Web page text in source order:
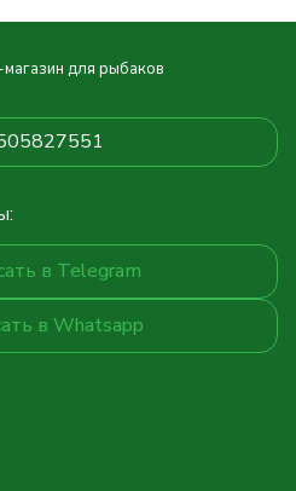
для рыбаков
в Telegram
в Whatsapp